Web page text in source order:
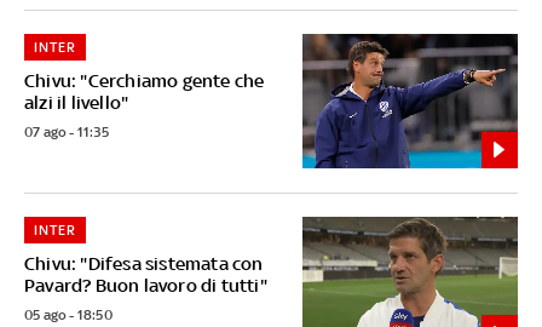
Chivu: "Cerchiamo gente che
alzi il livello"
INTER
07 ago - 11:35
Chivu: "Difesa sistemata con
Pavard? Buon lavoro di tutti"
INTER
05 ago - 18:50